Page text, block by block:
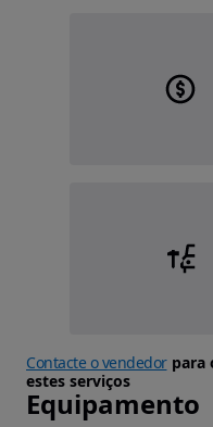
Contacte o vendedorpara
estes serviços
Equipamento